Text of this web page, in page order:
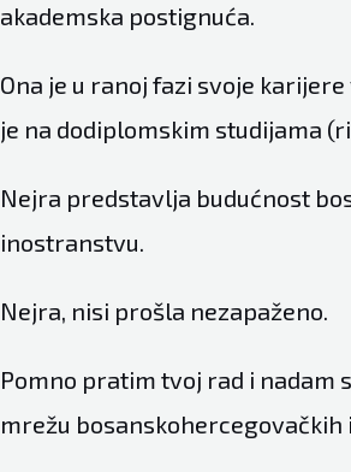
akademska postignuća.
Ona je u ranoj fazi svoje
je na dodiplomskim studijama
Nejra predstavlja budućnost
inostranstvu.
Nejra, nisi prošla nezapaženo.
Pomno pratim tvoj rad i nadam
mrežu